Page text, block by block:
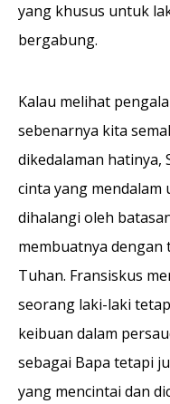
yang khusus untuk
bergabung.
Kalau melihat
sebenarnya kita
dikedalaman hatinya,
cinta yang
dihalangi oleh
membuatnya dengan
Tuhan. Fransiskus
seorang laki-laki
keibuan dalam
sebagai Bapa tetapi
yang mencintai dan